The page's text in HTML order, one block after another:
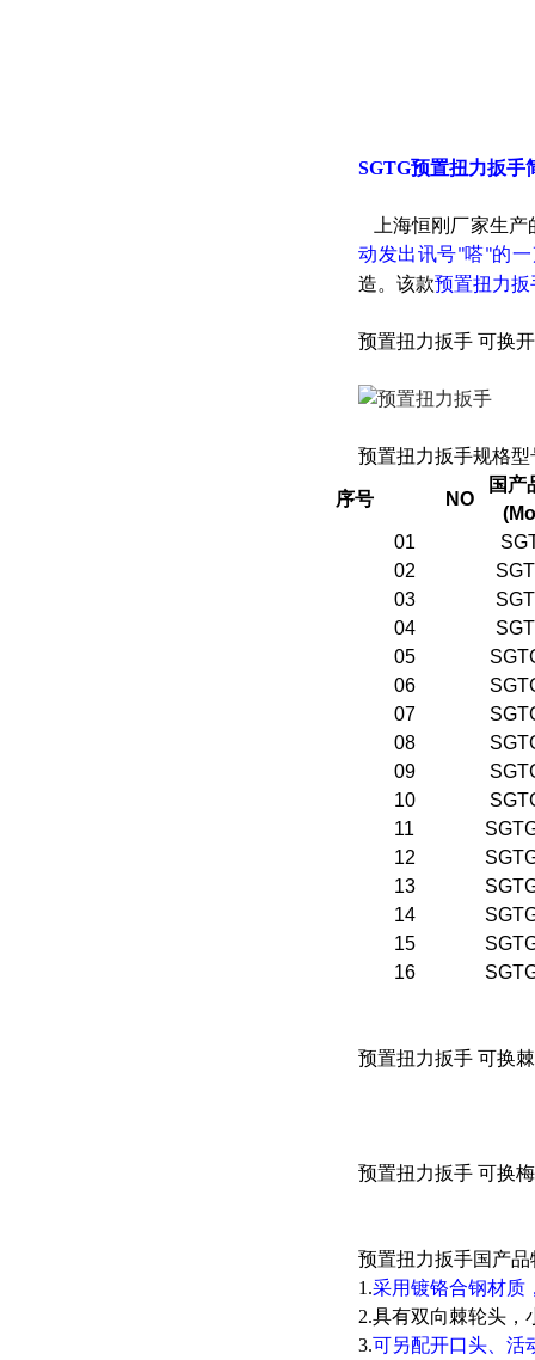
SGTG预置扭力扳手
上海恒刚厂家生产
动发出讯号"嗒"的
造。该款预置扭力扳
预置扭力扳手 可换
预置扭力扳手规格型
序号NO
国产
01
02
03
04
05
06
07
08
09
10
11
12
13
14
15
16
预置扭力扳手 可换
预置扭力扳手 可换
预置扭力扳手国产品
1.采用镀铬合钢材质
2.具有双向棘轮头，
3.可另配开口头、活